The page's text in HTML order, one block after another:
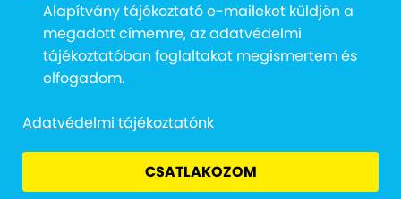
Adatvédelmi Tájékoztató Jogi Nyilatkozat
Alapítvány tájékoztató e-maileket küldjön a
megadott címemre, az adatvédelmi
tájékoztatóban foglaltakat megismertem és
elfogadom.
Adatvédelmi tájékoztatónk
CSATLAKOZOM